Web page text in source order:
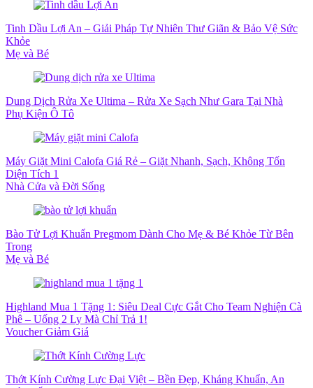
Tinh Dầu Lợi An – Giải Pháp Tự Nhiên Thư Giãn & Bảo Vệ Sức
Khỏe
Mẹ và Bé
Dung Dịch Rửa Xe Ultima – Rửa Xe Sạch Như Gara Tại Nhà
Phụ Kiện Ô Tô
Máy Giặt Mini Calofa Giá Rẻ – Giặt Nhanh, Sạch, Không Tốn
Diện Tích 1
Nhà Cửa và Đời Sống
Bào Tử Lợi Khuẩn Pregmom Dành Cho Mẹ & Bé Khỏe Từ Bên
Trong
Mẹ và Bé
Highland Mua 1 Tặng 1: Siêu Deal Cực Gắt Cho Team Nghiện Cà
Phê – Uống 2 Ly Mà Chỉ Trả 1!
Voucher Giảm Giá
Thớt Kính Cường Lực Đại Việt – Bền Đẹp, Kháng Khuẩn, An